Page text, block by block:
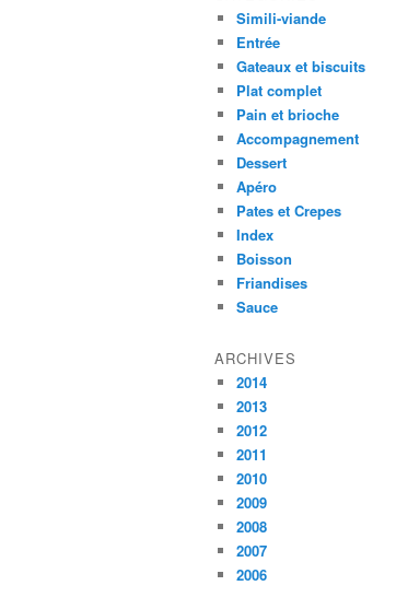
Simili-viande
Entrée
Gateaux et biscuits
Plat complet
Pain et brioche
Accompagnement
Dessert
Apéro
Pates et Crepes
Index
Boisson
Friandises
Sauce
ARCHIVES
2014
2013
2012
2011
2010
2009
2008
2007
2006